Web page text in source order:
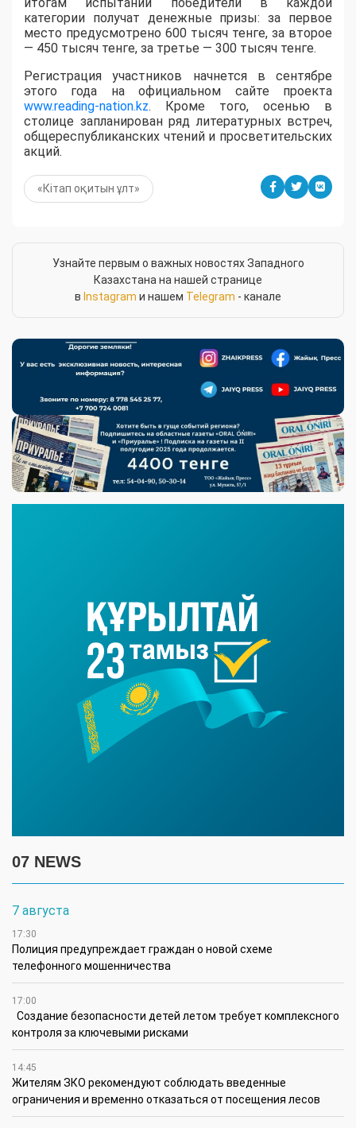
категории получат денежные призы: за первое
место предусмотрено 600 тысяч тенге, за второе
— 450 тысяч тенге, за третье — 300 тысяч тенге.
Регистрация участников начнется в сентябре
этого года на официальном сайте проекта
www.reading-nation.kz. Кроме того, осенью в
столице запланирован ряд литературных встреч,
общереспубликанских чтений и просветительских
акций.
«Кітап оқитын ұлт»
Узнайте первым о важных новостях Западного
Казахстана на нашей странице
в Instagram и нашем Telegram - канале
07 NEWS
7 августа
17:30
Полиция предупреждает граждан о новой схеме
телефонного мошенничества
17:00
Создание безопасности детей летом требует комплексного
контроля за ключевыми рисками
14:45
Жителям ЗКО рекомендуют соблюдать введенные
ограничения и временно отказаться от посещения лесов